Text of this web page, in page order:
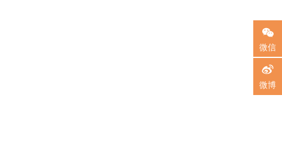
微信
微博